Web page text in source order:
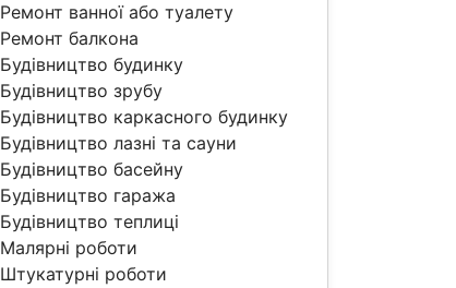
Ремонт ванної або туалету
Ремонт балкона
Будівництво будинку
Будівництво зрубу
Будівництво каркасного будинку
Будівництво лазні та сауни
Будівництво басейну
Будівництво гаража
Будівництво теплиці
Малярні роботи
Штукатурні роботи